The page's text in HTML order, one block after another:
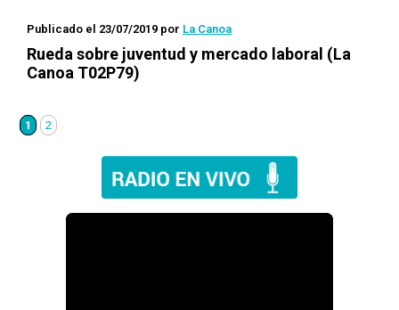
Publicado el 23/07/2019 por La Canoa
Rueda sobre juventud y mercado laboral (La
Canoa T02P79)
1 2